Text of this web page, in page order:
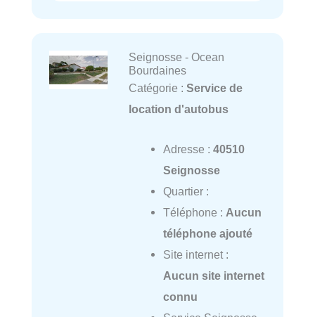
Seignosse - Ocean
Bourdaines
Catégorie : Service de
location d'autobus
Adresse : 40510
Seignosse
Quartier :
Téléphone : Aucun
téléphone ajouté
Site internet :
Aucun site internet
connu